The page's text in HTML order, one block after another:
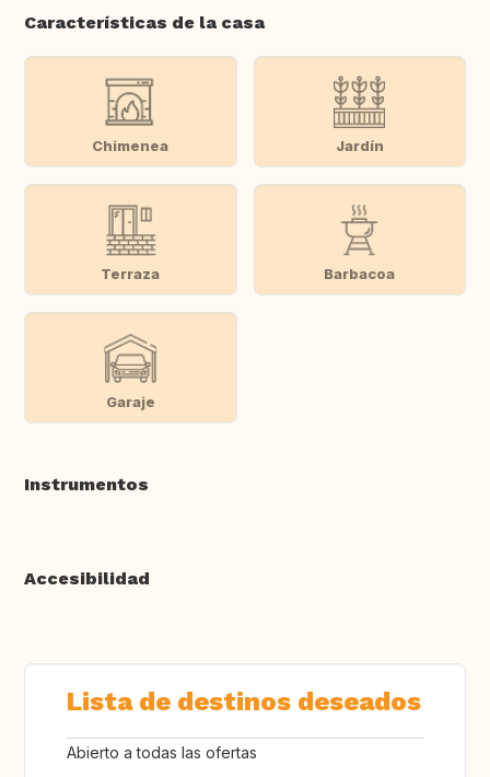
Características de la casa
Chimenea Jardín
Terraza Barbacoa
Garaje
Instrumentos
Accesibilidad
Lista de destinos deseados
Abierto a todas las ofertas